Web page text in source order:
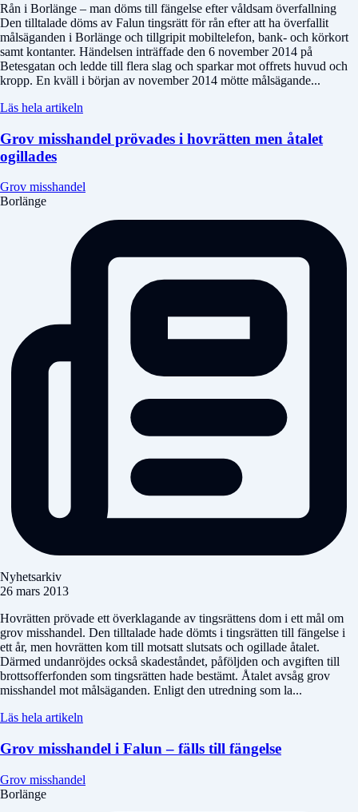
Rån i Borlänge – man döms till fängelse efter våldsam överfallning
Den tilltalade döms av Falun tingsrätt för rån efter att ha överfallit
målsäganden i Borlänge och tillgripit mobiltelefon, bank- och körkort
samt kontanter. Händelsen inträffade den 6 november 2014 på
Betesgatan och ledde till flera slag och sparkar mot offrets huvud och
kropp. En kväll i början av november 2014 mötte målsägande...
Läs hela artikeln
Grov misshandel prövades i hovrätten men åtalet
ogillades
Grov misshandel
Borlänge
Nyhetsarkiv
26 mars 2013
Hovrätten prövade ett överklagande av tingsrättens dom i ett mål om
grov misshandel. Den tilltalade hade dömts i tingsrätten till fängelse i
ett år, men hovrätten kom till motsatt slutsats och ogillade åtalet.
Därmed undanröjdes också skadeståndet, påföljden och avgiften till
brottsofferfonden som tingsrätten hade bestämt. Åtalet avsåg grov
misshandel mot målsäganden. Enligt den utredning som la...
Läs hela artikeln
Grov misshandel i Falun – fälls till fängelse
Grov misshandel
Borlänge